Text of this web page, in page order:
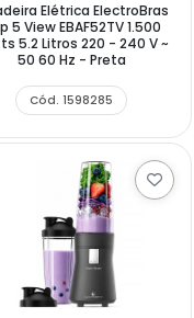
Elétrica ElectroBras
5 View EBAF52TV 1.500
5.2 Litros 220 - 240 V ~
50 60 Hz - Preta
Cód. 1598285